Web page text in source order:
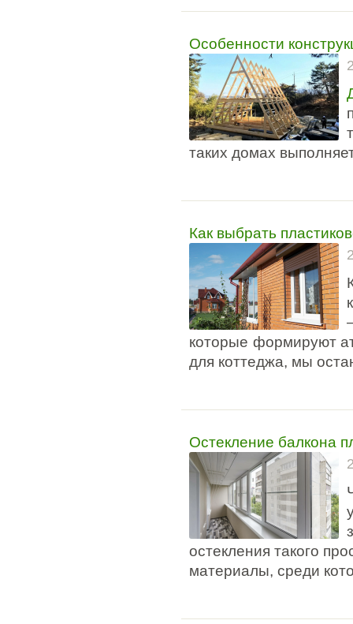
Особенности
таких домах
Как выбрать
которые формируют
для коттеджа, мы
Остекление балкона
остекления такого
материалы, среди